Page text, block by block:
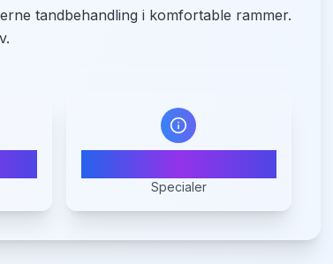
tandbehandling i komfortable rammer.
Specialer